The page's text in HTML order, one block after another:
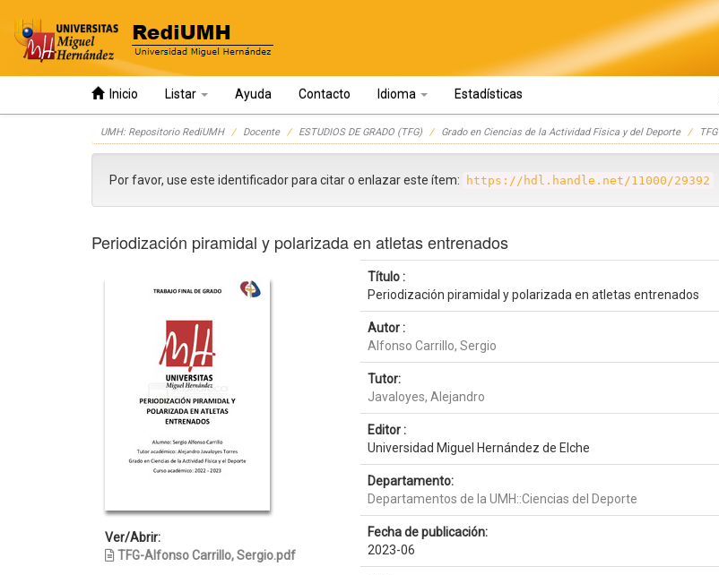
Inicio Listar Ayuda Contacto Idioma Estadísticas
UMH: Repositorio RediUMH Docente ESTUDIOS DE GRADO (TFG) Grado en Ciencias de la Actividad Física y del Deporte
Por favor, use este identificador para citar o enlazar este ítem: https://hdl.handle.net/11000/29392
Periodización piramidal y polarizada en atletas entrenados
Ver/Abrir:
TFG-Alfonso Carrillo, Sergio.pdf
Título :
Periodización piramidal y polarizada en atletas entrenados
Autor :
Alfonso Carrillo, Sergio
Tutor:
Javaloyes, Alejandro
Editor :
Universidad Miguel Hernández de Elche
Departamento:
Departamentos de la UMH::Ciencias del Deporte
Fecha de publicación:
2023-06